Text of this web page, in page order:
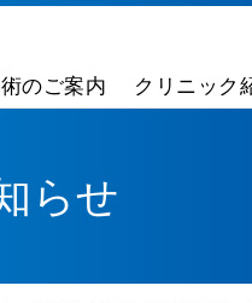
のご案内 クリニック
らせ